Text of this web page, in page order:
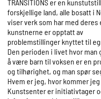
TRANSITIONS er en
forskjellige land, alle bosatt i
viser verk som har med
kunstnerne er opptatt av
problemstillinger knyttet til
Den perioden i livet hvor man
å være barn til voksen er en
og tilhørighet, og man spør
Hvem er jeg, hvor kommer
Kunstsenter er initiativtager